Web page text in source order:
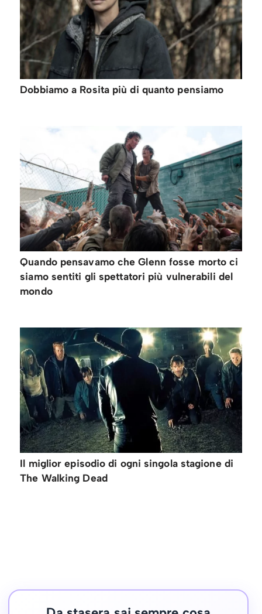
Dobbiamo a Rosita più di quanto pensiamo
Quando pensavamo che Glenn fosse morto ci
siamo sentiti gli spettatori più vulnerabili del
mondo
Il miglior episodio di ogni singola stagione di
The Walking Dead